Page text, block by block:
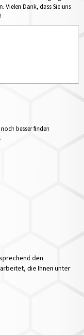
Vielen Dank, dass Sie uns
besser finden
den
die Ihnen unter